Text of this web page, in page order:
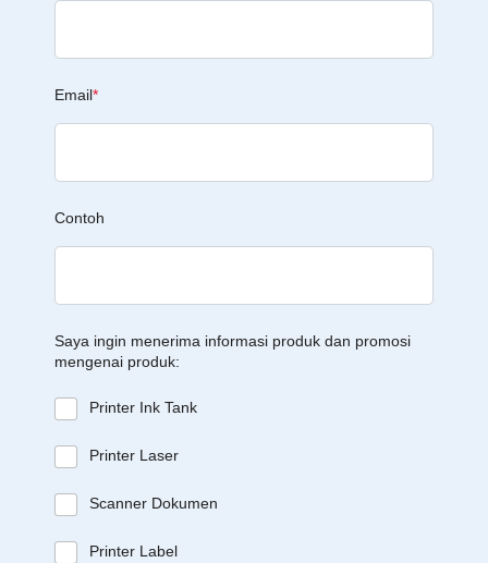
Email*
Contoh
Saya ingin menerima informasi produk dan promosi
mengenai produk:
Printer Ink Tank
Printer Laser
Scanner Dokumen
Printer Label